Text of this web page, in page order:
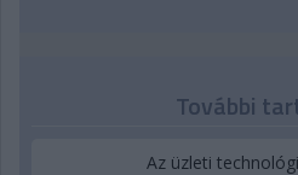
További
Az üzleti